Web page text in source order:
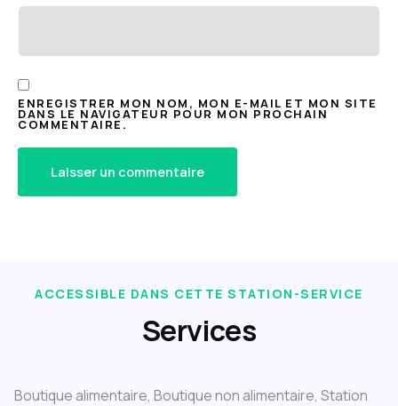
ENREGISTRER MON NOM, MON E-MAIL ET MON SITE
DANS LE NAVIGATEUR POUR MON PROCHAIN
COMMENTAIRE.
ACCESSIBLE DANS CETTE STATION-SERVICE
Services
Boutique alimentaire, Boutique non alimentaire, Station